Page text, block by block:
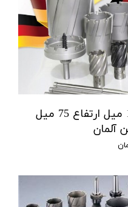
مته گردبر از قطر 12 تا 120 میل ارتفاع 75 میل